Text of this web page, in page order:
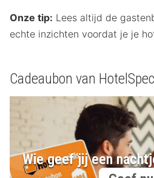
Onze tip: Lees altijd de
echte inzichten voordat je je
Cadeaubon van
Wie geef jij een